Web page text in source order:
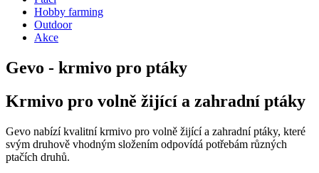
Hobby farming
Outdoor
Akce
Gevo - krmivo pro ptáky
Krmivo pro volně žijící a zahradní ptáky
Gevo nabízí kvalitní krmivo pro volně žijící a zahradní ptáky, které
svým druhově vhodným složením odpovídá potřebám různých
ptačích druhů.